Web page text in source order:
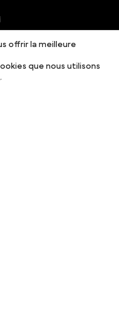
75011 PARIS
offrir la meilleure
que nous utilisons
.